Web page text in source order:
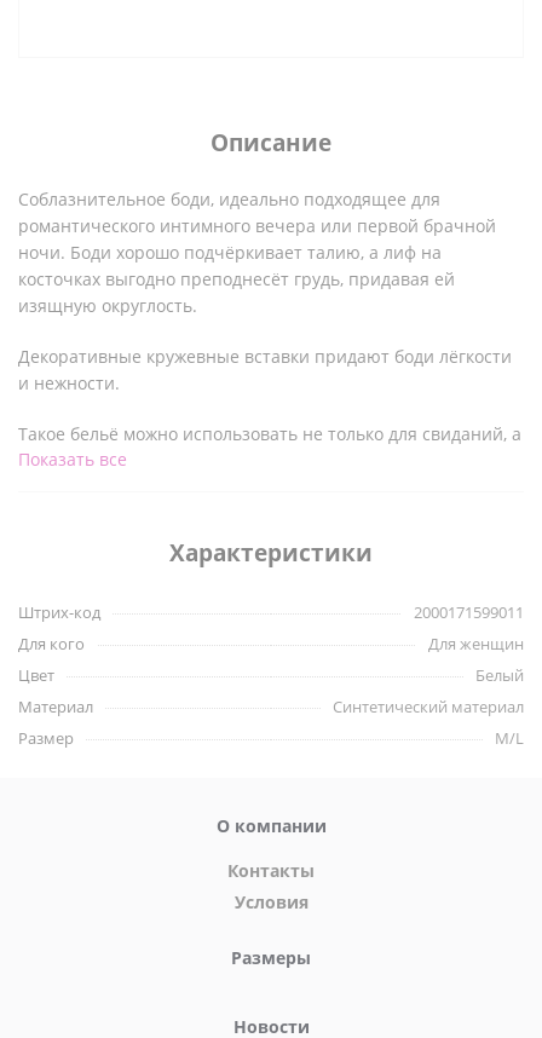
Описание
Соблазнительное боди, идеально подходящее для
романтического интимного вечера или первой брачной
ночи. Боди хорошо подчёркивает талию, а лиф на
косточках выгодно преподнесёт грудь, придавая ей
изящную округлость.
Декоративные кружевные вставки придают боди лёгкости
и нежности.
Такое бельё можно использовать не только для свиданий, а
и для ежедневного использования, чтобы поднять
Показать все
Характеристики
Штрих-код
2000171599011
Для кого
Для женщин
Цвет
Белый
Материал
Синтетический материал
Размер
M/L
О компании
Контакты
Условия
Размеры
Новости